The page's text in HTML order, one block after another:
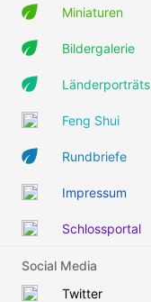
Miniaturen
Bildergalerie
Länderporträts
Feng Shui
Rundbriefe
Impressum
Schlossportal
Social Media
Twitter